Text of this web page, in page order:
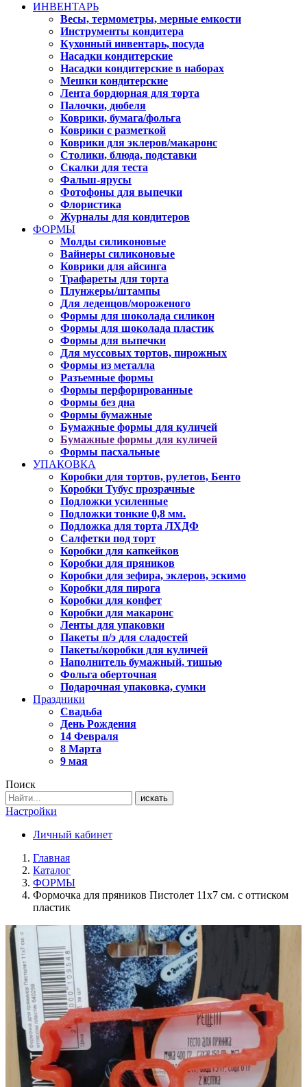
ИНВЕНТАРЬ
Весы, термометры, мерные емкости
Инструменты кондитера
Кухонный инвентарь, посуда
Насадки кондитерские
Насадки кондитерские в наборах
Мешки кондитерские
Лента бордюрная для торта
Палочки, дюбеля
Коврики, бумага/фольга
Коврики с разметкой
Коврики для эклеров/макаронс
Столики, блюда, подставки
Скалки для теста
Фальш-ярусы
Фотофоны для выпечки
Флористика
Журналы для кондитеров
ФОРМЫ
Молды силиконовые
Вайнеры силиконовые
Коврики для айсинга
Трафареты для торта
Плунжеры/штампы
Для леденцов/мороженого
Формы для шоколада силикон
Формы для шоколада пластик
Формы для выпечки
Для муссовых тортов, пирожных
Формы из металла
Разъемные формы
Формы перфорированные
Формы без дна
Формы бумажные
Бумажные формы для куличей
Бумажные формы для куличей
Формы пасхальные
УПАКОВКА
Коробки для тортов, рулетов, Бенто
Коробки Тубус прозрачные
Подложки усиленные
Подложки тонкие 0,8 мм.
Подложка для торта ЛХДФ
Салфетки под торт
Коробки для капкейков
Коробки для пряников
Коробки для зефира, эклеров, эскимо
Коробки для пирога
Коробки для конфет
Коробки для макаронс
Ленты для упаковки
Пакеты п/э для сладостей
Пакеты/коробки для куличей
Наполнитель бумажный, тишью
Фольга оберточная
Подарочная упаковка, сумки
Праздники
Свадьба
День Рождения
14 Февраля
8 Марта
9 мая
Поиск
искать
Настройки
Личный кабинет
Главная
Каталог
ФОРМЫ
Формочка для пряников Пистолет 11х7 см. с оттиском
пластик